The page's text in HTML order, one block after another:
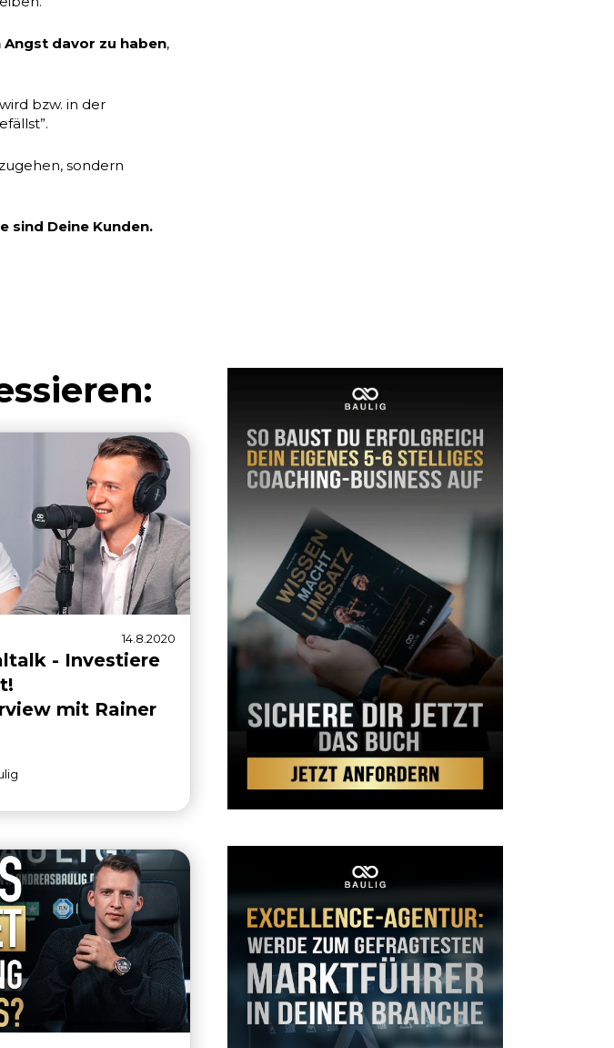
davor zu haben,
bzw. in der
sondern
sind Deine Kunden.
14.8.2020
- Investiere
mit Rainer